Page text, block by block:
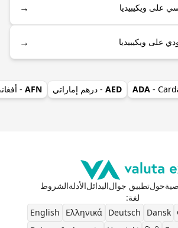
→
→
ADA -
AED - درهم إماراتي AFN
-
حولتطبيق جوالالبدائلالأدلةالشروط
لغة:
Dansk
Deutsch
Ελληνικά
English